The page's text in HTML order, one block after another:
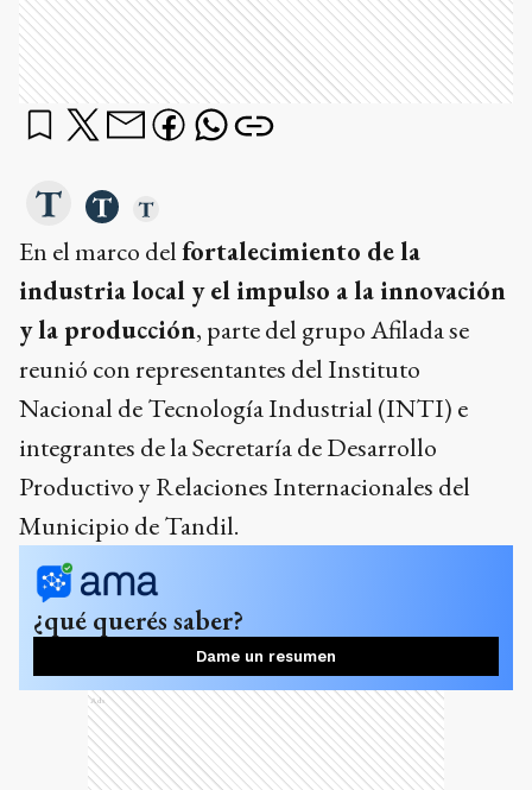
En el marco delfortalecimiento de la
industria local y el impulso a la innovación
y la producción, parte del grupo Afilada se
reunió con representantes del Instituto
Nacional de Tecnología Industrial (INTI) e
integrantes de la Secretaría de Desarrollo
Productivo y Relaciones Internacionales del
Municipio de Tandil.
¿qué querés saber?
Dame un resumen
Ads